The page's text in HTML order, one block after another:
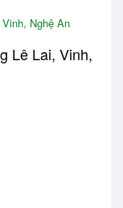
Nghệ An
Lê Lai, Vinh,